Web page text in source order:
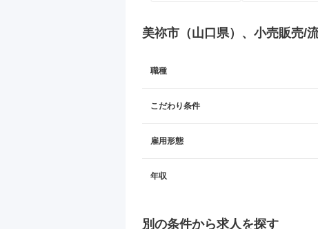
美祢市（山口県）、小売販売/
職種
こだわり条件
雇用形態
年収
別の条件から求人を探す